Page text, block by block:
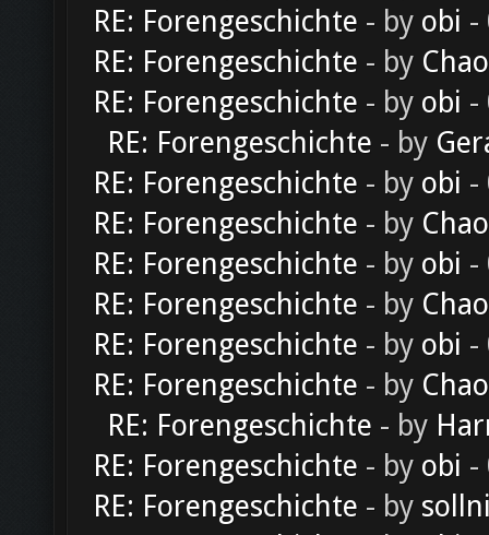
RE: Forengeschichte - by obi -
RE: Forengeschichte - by
RE: Forengeschichte - by obi -
RE: Forengeschichte - by
RE: Forengeschichte - by obi -
RE: Forengeschichte - by
RE: Forengeschichte - by obi -
RE: Forengeschichte - by
RE: Forengeschichte - by obi -
RE: Forengeschichte - by
RE: Forengeschichte - by
RE: Forengeschichte - by obi -
RE: Forengeschichte - by